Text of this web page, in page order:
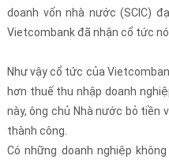
doanh vốn nhà nước (SCIC)
Vietcombank đã nhận cổ tức
Như vậy cổ tức của
hơn thuế thu nhập doanh
này, ông chủ Nhà nước bỏ tiền
thành công.
Có những doanh nghiệp